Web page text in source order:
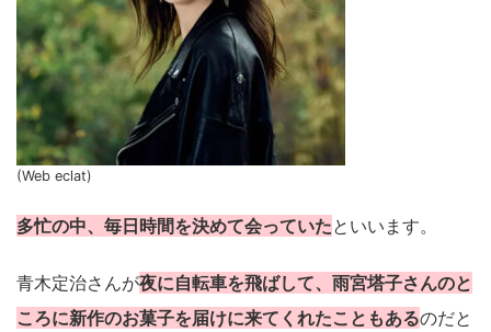
(Web eclat)
多忙の中、毎日時間を決めて会っていたといいます。
青木定治さんが夜に自転車を飛ばして、雨宮塔子さんのと
ころに新作のお菓子を届けに来てくれたこともあるのだと